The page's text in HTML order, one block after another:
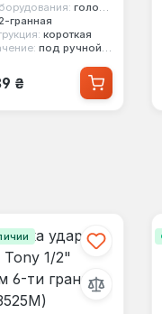
головка стандартная
гранная
короткая
под ручной инструмент
цена:
₴